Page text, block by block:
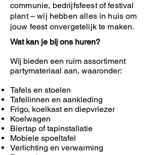
communie, bedrijfsfeest of festival
plant – wij hebben alles in huis om
jouw feest onvergetelijk te maken.
Wat kan je bij ons huren?
Wij bieden een ruim assortiment
partymateriaal aan, waaronder:
Tafels en stoelen
Tafellinnen en aankleding
Frigo, koelkast en diepvriezer
Koelwagen
Biertap of tapinstallatie
Mobiele spoeltafel
Verlichting en verwarming